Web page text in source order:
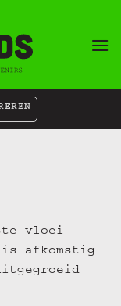
vloei
afkomstig